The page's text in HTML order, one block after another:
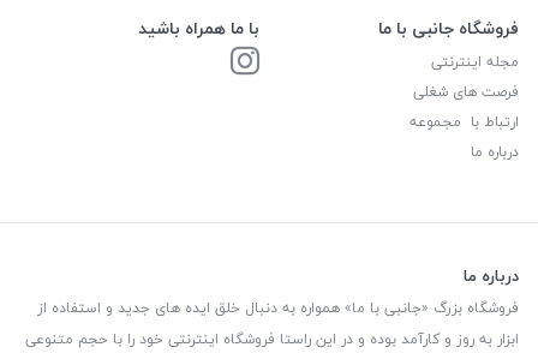
فروشگاه جانبی با ما
مجله اینترنتی
فرصت های شغلی
ارتباط با مجموعه
درباره ما
با ما همراه باشید
درباره ما
فروشگاه بزرگ «جانبی با ما» همواره به دنبال خلق ایده های جدید و استفاده از
ابزار به روز و کارآمد بوده و در این راستا فروشگاه اینترنتی خود را با حجم متنوعی